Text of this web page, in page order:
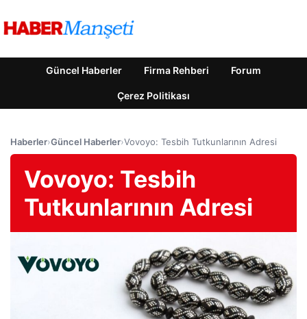
Güncel Haberler Firma Rehberi Forum
Çerez Politikası
Haberler›Güncel Haberler›Vovoyo: Tesbih Tutkunlarının Adresi
Vovoyo: Tesbih
Tutkunlarının Adresi